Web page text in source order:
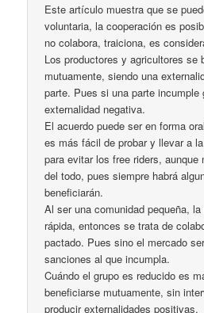
Este artículo muestra que se
voluntaria, la cooperación es
no colabora, traiciona, es
Los productores y agricultores se
mutuamente, siendo una
parte. Pues si una parte incumple
externalidad negativa.
El acuerdo puede ser en forma
es más fácil de probar y llevar a
para evitar los free riders, aunque
del todo, pues siempre habrá
beneficiarán.
Al ser una comunidad pequeña,
rápida, entonces se trata de
pactado. Pues sino el mercado
sanciones al que incumpla.
Cuándo el grupo es reducido es
beneficiarse mutuamente, sin
producir externalidades positivas.